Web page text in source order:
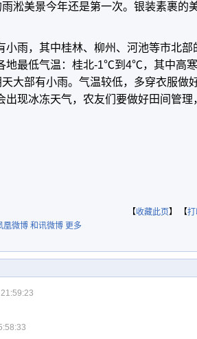
淞美景今年还是第一次。银装素裹的
雨，其中桂林、柳州、河池等市北部
地最低气温：桂北-1℃到4℃，其中高寒
大部有小雨。气温较低，多穿衣服做
现冰冻天气，农友们要做好田间管理
【收藏此页】 【打
凰微博 和讯微博 更多